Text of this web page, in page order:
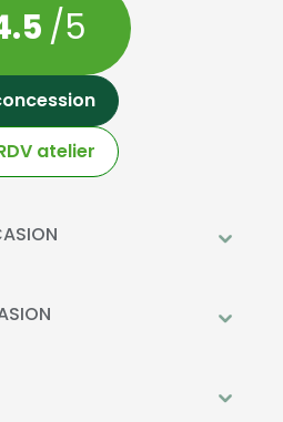
/5
atelier